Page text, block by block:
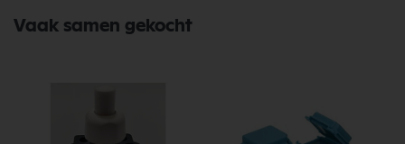
Vaak samen gekocht